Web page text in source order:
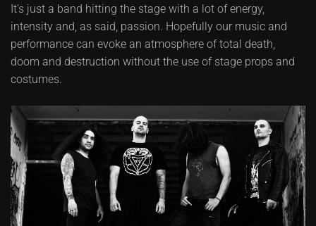
It’s just a band hitting the stage with a lot of energy,
intensity and, as said, passion. Hopefully our music and
performance can evoke an atmosphere of total death,
doom and destruction without the use of stage props and
costumes.